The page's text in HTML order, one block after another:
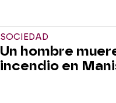
SOCIEDAD
Un hombre
incendio en